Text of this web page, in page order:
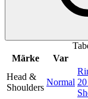
Inspiration
Märke
Var
Head &
Shoulders
Normal 20